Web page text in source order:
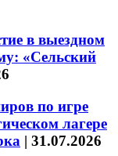
в выездном
«Сельский
по игре
лагере
| 31.07.2026